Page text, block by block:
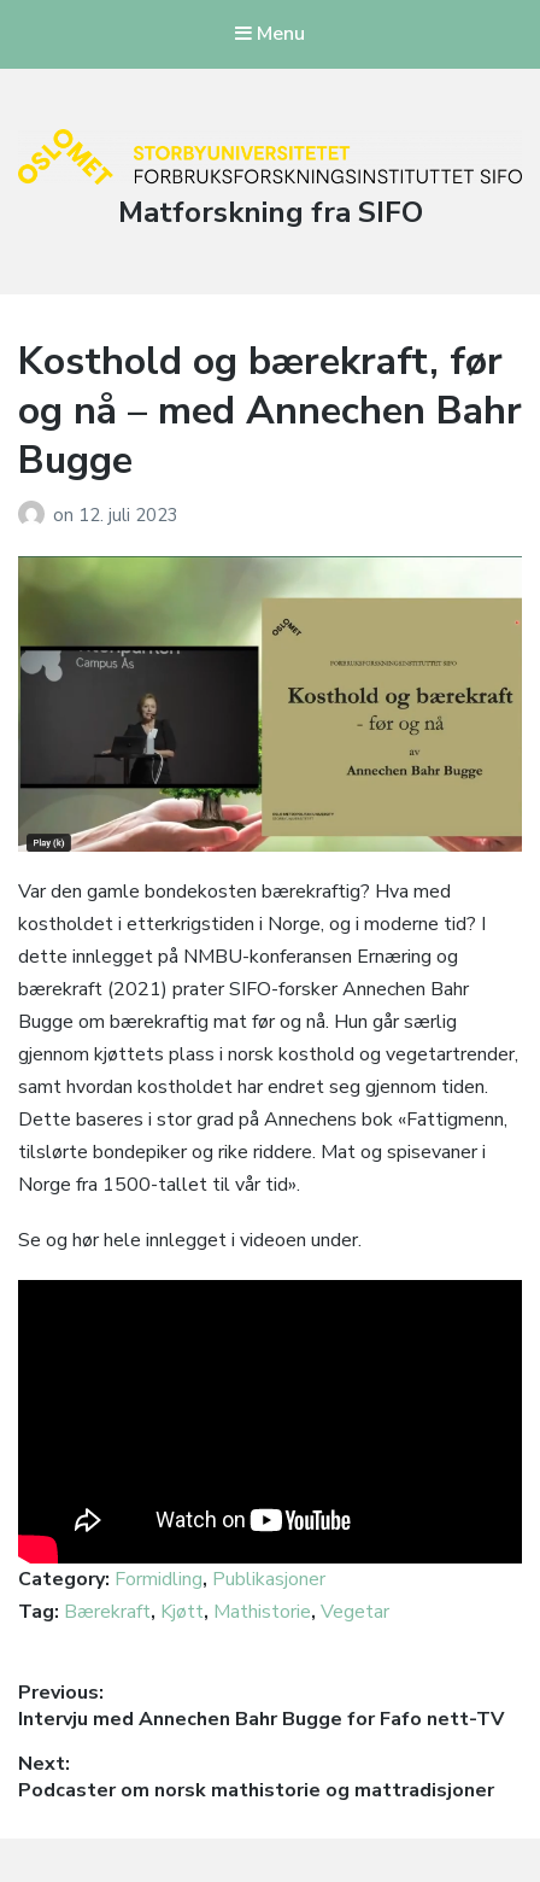
Menu
Matforskning fra SIFO
Kosthold og bærekraft, før
og nå – med Annechen Bahr
Bugge
on 12. juli 2023
Var den gamle bondekosten bærekraftig? Hva med
kostholdet i etterkrigstiden i Norge, og i moderne tid? I
dette innlegget på NMBU-konferansen Ernæring og
bærekraft (2021) prater SIFO-forsker Annechen Bahr
Bugge om bærekraftig mat før og nå. Hun går særlig
gjennom kjøttets plass i norsk kosthold og vegetartrender,
samt hvordan kostholdet har endret seg gjennom tiden.
Dette baseres i stor grad på Annechens bok «Fattigmenn,
tilslørte bondepiker og rike riddere. Mat og spisevaner i
Norge fra 1500-tallet til vår tid».
Se og hør hele innlegget i videoen under.
Category: Formidling, Publikasjoner
Tag: Bærekraft, Kjøtt, Mathistorie, Vegetar
Innleggsnavigasjon
Previous:
Previous
Intervju med Annechen Bahr Bugge for Fafo nett-TV
Next:
Next
Podcaster om norsk mathistorie og mattradisjoner